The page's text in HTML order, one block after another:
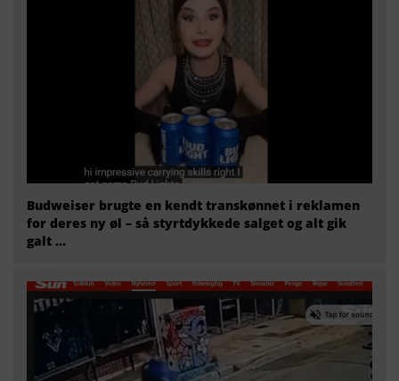
Budweiser brugte en kendt transkønnet i reklamen
for deres ny øl – så styrtdykkede salget og alt gik
galt …